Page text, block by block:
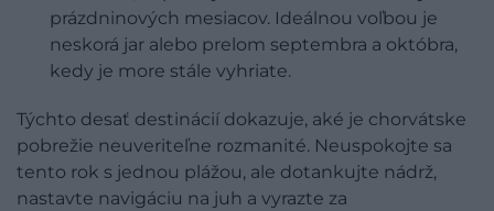
prázdninových mesiacov. Ideálnou voľbou je
neskorá jar alebo prelom septembra a októbra,
kedy je more stále vyhriate.
Týchto desať destinácií dokazuje, aké je chorvátske
pobrežie neuveriteľne rozmanité. Neuspokojte sa
tento rok s jednou plážou, ale dotankujte nádrž,
nastavte navigáciu na juh a vyrazte za